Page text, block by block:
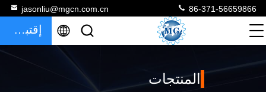
jasonliu@mgcn.com.cn 86-371-56659866
إقتباس
المنتجات